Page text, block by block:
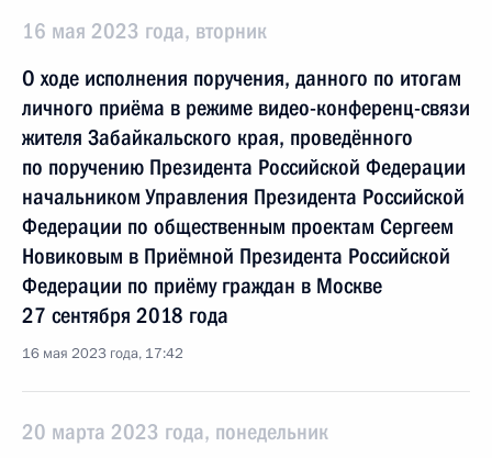
16 мая 2023 года, вторник
О ходе исполнения поручения, данного по итогам
личного приёма в режиме видео-конференц-связи
жителя Забайкальского края, проведённого
по поручению Президента Российской Федерации
начальником Управления Президента Российской
Федерации по общественным проектам Сергеем
Новиковым в Приёмной Президента Российской
Федерации по приёму граждан в Москве
27 сентября 2018 года
16 мая 2023 года, 17:42
20 марта 2023 года, понедельник